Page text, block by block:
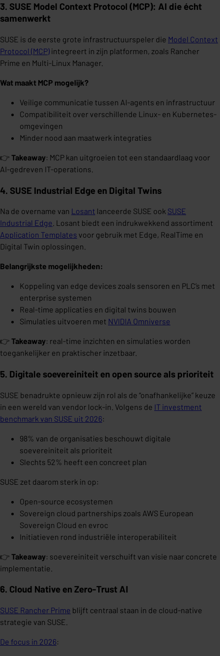
3. SUSE Model Context Protocol (MCP): AI die écht
samenwerkt
SUSE is de eerste grote infrastructuurspeler die Model Context
Protocol (MCP) integreert in zijn platformen, zoals Rancher
Prime en Multi-Linux Manager.
Wat maakt MCP mogelijk?
Veilige communicatie tussen AI-agents en infrastructuur
Compatibiliteit over verschillende Linux- en Kubernetes-
omgevingen
Minder nood aan maatwerk integraties
👉 Takeaway: MCP kan uitgroeien tot een standaardlaag voor
AI-gedreven IT-operations.
4. SUSE Industrial Edge en Digital Twins
Na de overname van Losant lanceerde SUSE ook SUSE
Industrial Edge . Losant biedt een indrukwekkend assortiment
Application Templates voor gebruik met Edge, RealTime en
Digital Twin oplossingen.
Belangrijkste mogelijkheden:
Koppeling van edge devices zoals sensoren en PLC’s met
enterprise systemen
Real-time applicaties en digital twins bouwen
Simulaties uitvoeren met NVIDIA Omniverse
👉 Takeaway: real-time inzichten en simulaties worden
toegankelijker en praktischer inzetbaar.
5. Digitale soevereiniteit en open source als prioriteit
SUSE benadrukte opnieuw zijn rol als de “onafhankelijke” keuze
in een wereld van vendor lock-in. Volgens de IT investment
benchmark van SUSE uit 2026:
98% van de organisaties beschouwt digitale
soevereiniteit als prioriteit
Slechts 52% heeft een concreet plan
SUSE zet daarom sterk in op:
Open-source ecosystemen
Sovereign cloud partnerships zoals AWS European
Sovereign Cloud en evroc
Initiatieven rond industriële interoperabiliteit
👉 Takeaway: soevereiniteit verschuift van visie naar concrete
implementatie.
6. Cloud Native en Zero-Trust AI
SUSE Rancher Prime blijft centraal staan in de cloud-native
strategie van SUSE.
De focus in 2026: